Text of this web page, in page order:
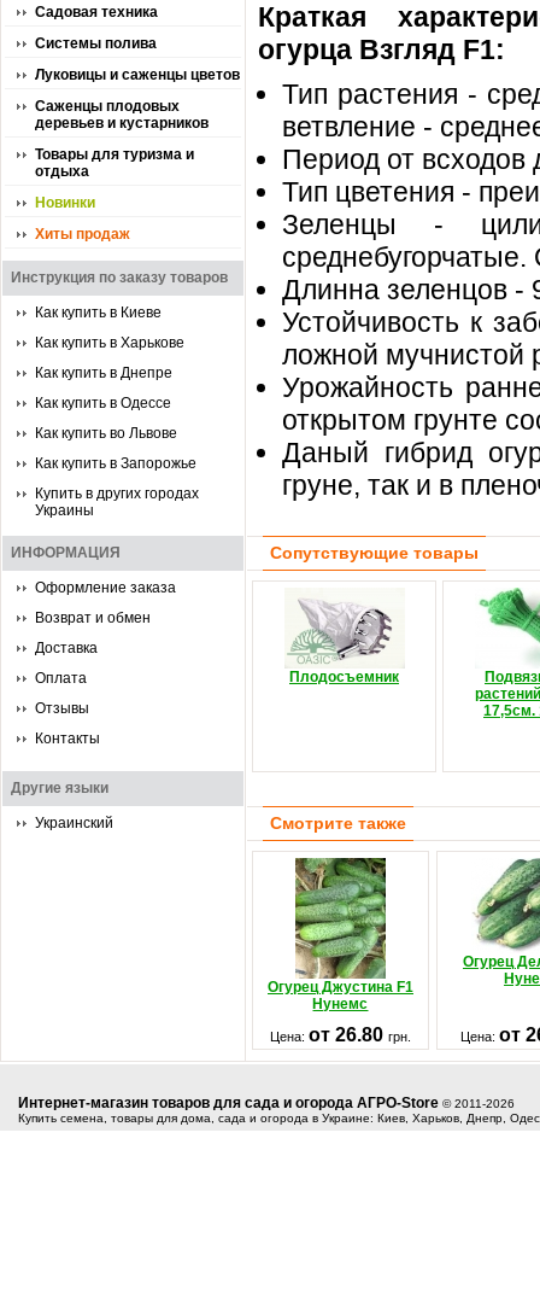
Садовая техника
Системы полива
Луковицы и саженцы цветов
Саженцы плодовых
деревьев и кустарников
Товары для туризма и
отдыха
Новинки
Хиты продаж
Инструкция по заказу товаров
Как купить в Киеве
Как купить в Харькове
Как купить в Днепре
Как купить в Одессе
Как купить во Львове
Как купить в Запорожье
Купить в других городах
Украины
ИНФОРМАЦИЯ
Оформление заказа
Возврат и обмен
Доставка
Оплата
Отзывы
Контакты
Другие языки
Украинский
Краткая
огурца Взгляд F1:
Тип растения -
ветвление -
Период от всходов
Тип цветения -
Зеленцы -
Длинна зеленцов -
Устойчивость к
ложной мучнистой
Урожайность
открытом грунте
Даный гибрид
груне, так и в
Сопутствующие товары
Плодосъемник
17,5см.
Смотрите также
Огурец Джустина F1
Нунемс
Огурец
Цена: от 26.80 грн. Цена:от
Интернет-магазин товаров для сада и огорода АГРО-Store © 2011-2026
Купить семена, товары для дома, сада и огорода в Украине: Киев, Харьков, Днепр,